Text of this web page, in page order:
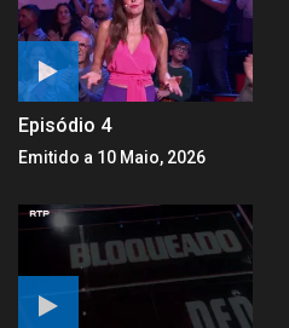
Episódio 4
Emitido a 10 Maio, 2026